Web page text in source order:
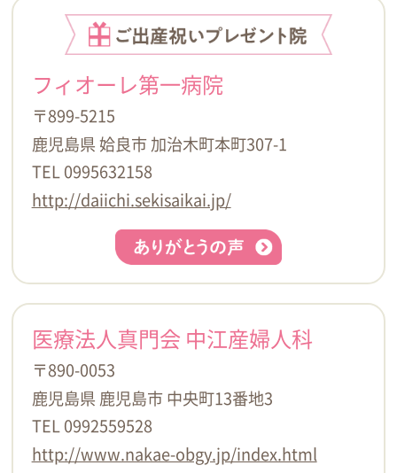
フィオーレ第一病院
〒899-5215
鹿児島県 姶良市 加治木町本町307-1
TEL 0995632158
http://daiichi.sekisaikai.jp/
医療法人真門会 中江産婦人科
〒890-0053
鹿児島県 鹿児島市 中央町13番地3
TEL 0992559528
http://www.nakae-obgy.jp/index.html